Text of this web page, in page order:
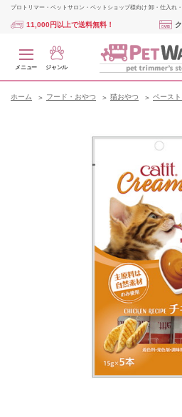
プロトリマー・ペットサロン・ペットショップ様向け 卸・仕入れ
11,000円以上で送料無料！
メニュー ジャンル
ホーム フード・おやつ 猫おやつ ペース